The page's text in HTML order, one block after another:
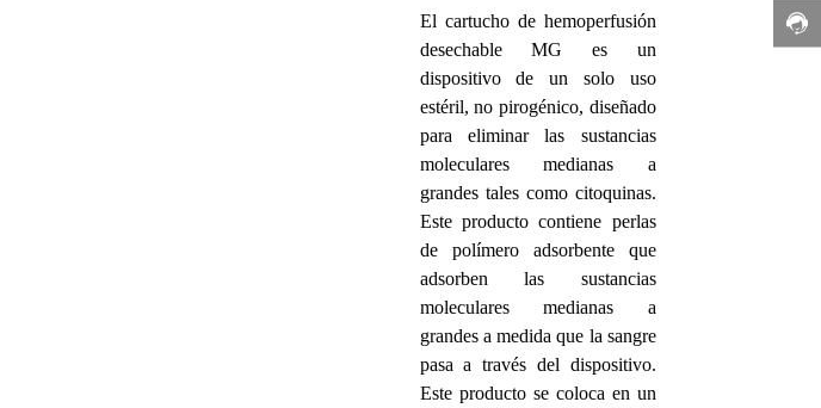
El cartucho de hemoperfusión
desechable MG es un
dispositivo de un solo uso
estéril, no pirogénico, diseñado
para eliminar las sustancias
moleculares medianas a
grandes tales como citoquinas.
Este producto contiene perlas
de polímero adsorbente que
adsorben las sustancias
moleculares medianas a
grandes a medida que la sangre
pasa a través del dispositivo.
Este producto se coloca en un